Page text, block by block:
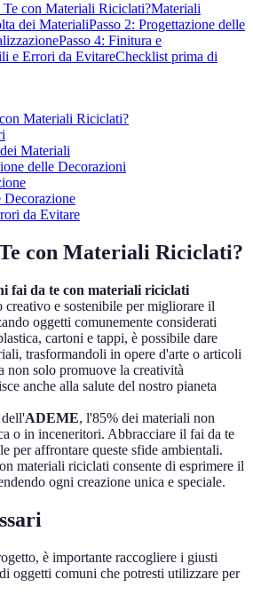
Te con Materiali Riciclati?Materiali
dei MaterialiPasso 2: Progettazione delle
Passo 4: Finitura e
e Errori da EvitareChecklist prima di
Materiali Riciclati?
Materiali
delle Decorazioni
Decorazione
da Evitare
con Materiali Riciclati?
fai da te con materiali riciclati
creativo e sostenibile per migliorare il
oggetti comunemente considerati
cartoni e tappi, è possibile dare
trasformandoli in opere d'arte o articoli
non solo promuove la creatività
anche alla salute del nostro pianeta
ADEME, l'85% dei materiali non
o in inceneritori. Abbracciare il fai da te
per affrontare queste sfide ambientali.
materiali riciclati consente di esprimere il
ogni creazione unica e speciale.
è importante raccogliere i giusti
oggetti comuni che potresti utilizzare per